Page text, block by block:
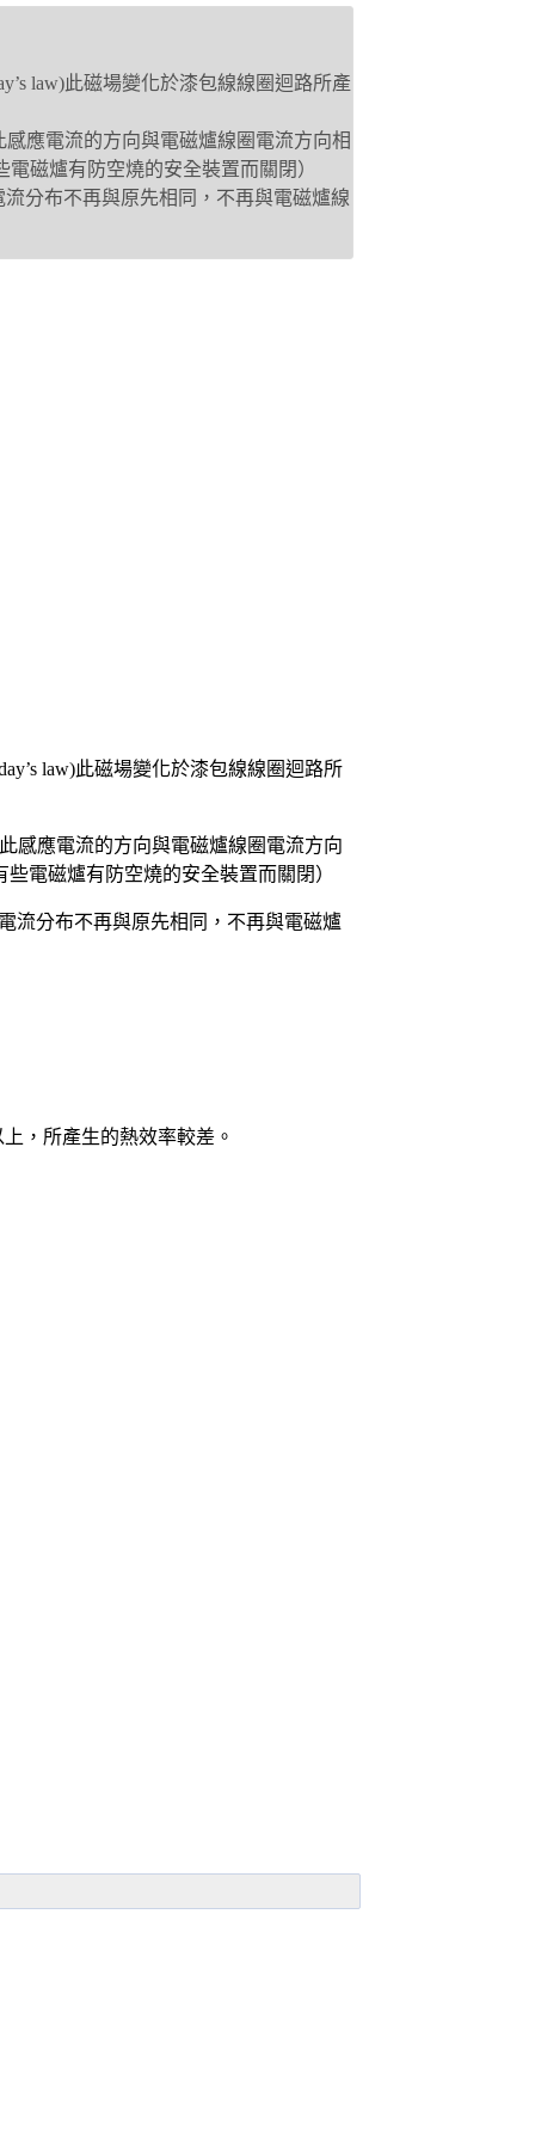
law)此磁場變化於漆包線線圈迴路所產
感應電流的方向與電磁爐線圈電流方向相
磁爐有防空燒的安全裝置而關閉）
分布不再與原先相同，不再與電磁爐線
law)此磁場變化於漆包線線圈迴路所
感應電流的方向與電磁爐線圈電流方向
電磁爐有防空燒的安全裝置而關閉）
流分布不再與原先相同，不再與電磁爐
，所產生的熱效率較差。